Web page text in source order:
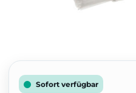
Sofort verfügbar